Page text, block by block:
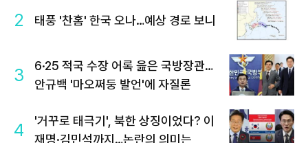
2 태풍 '찬홈' 한국 오나…예상 경로 보니
3
6·25 적국 수장 어록 읊은 국방장관…
안규백 '마오쩌둥 발언'에 자질론
4
'거꾸로 태극기', 북한 상징이었다? 이
재명·김민석까지…논란의 의미는